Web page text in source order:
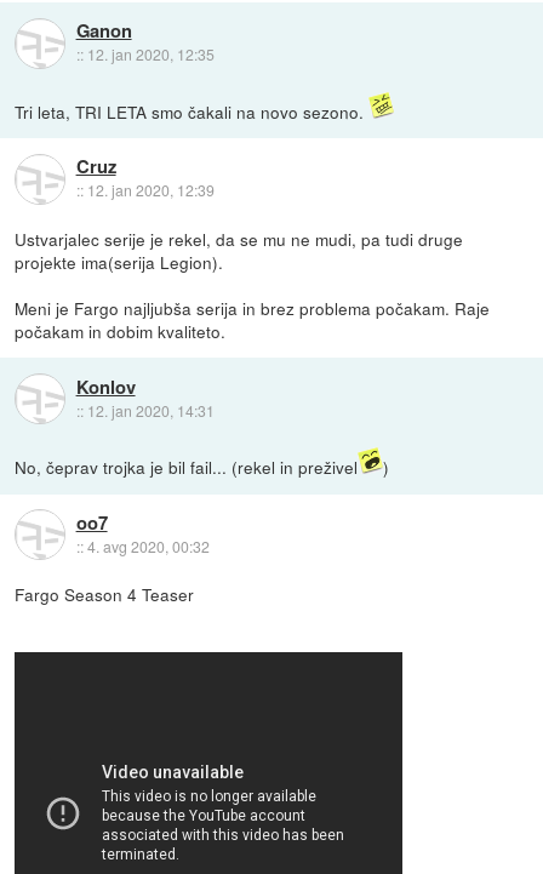
Ganon
:: 12. jan 2020, 12:35
Tri leta, TRI LETA smo čakali na novo sezono.
Cruz
:: 12. jan 2020, 12:39
Ustvarjalec serije je rekel, da se mu ne mudi, pa tudi druge
projekte ima(serija Legion).
Meni je Fargo najljubša serija in brez problema počakam. Raje
počakam in dobim kvaliteto.
Konlov
:: 12. jan 2020, 14:31
No, čeprav trojka je bil fail... (rekel in preživel )
oo7
::4. avg 2020, 00:32
Fargo Season 4 Teaser